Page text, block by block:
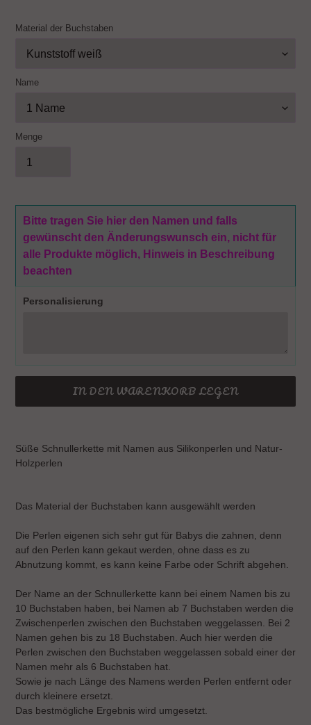
Material der Buchstaben
Name
Menge
Bitte tragen Sie hier den Namen und falls
gewünscht den Änderungswunsch ein, nicht für
alle Produkte möglich, Hinweis in Beschreibung
beachten
Personalisierung
IN DEN WARENKORB LEGEN
Warenkorb
Süße Schnullerkette mit Namen aus Silikonperlen und Natur-
Holzperlen
Das Material der Buchstaben kann ausgewählt werden
Die Perlen eigenen sich sehr gut für Babys die zahnen, denn
auf den Perlen kann gekaut werden, ohne dass es zu
Abnutzung kommt, es kann keine Farbe oder Schrift abgehen.
Der Name an der Schnullerkette kann bei einem Namen bis zu
10 Buchstaben haben, bei Namen ab 7 Buchstaben werden die
Zwischenperlen zwischen den Buchstaben weggelassen. Bei 2
Namen gehen bis zu 18 Buchstaben. Auch hier werden die
Perlen zwischen den Buchstaben weggelassen sobald einer der
Namen mehr als 6 Buchstaben hat.
Sowie je nach Länge des Namens werden Perlen entfernt oder
durch kleinere ersetzt.
Das bestmögliche Ergebnis wird umgesetzt.